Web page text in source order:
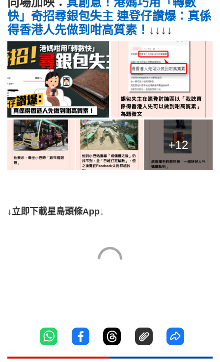
快」奇招尋銀包失主 連登仔讚爆：真係
得香港人先做到咁高質素！ ↓↓↓↓
+12
↓立即下載星島頭條App↓